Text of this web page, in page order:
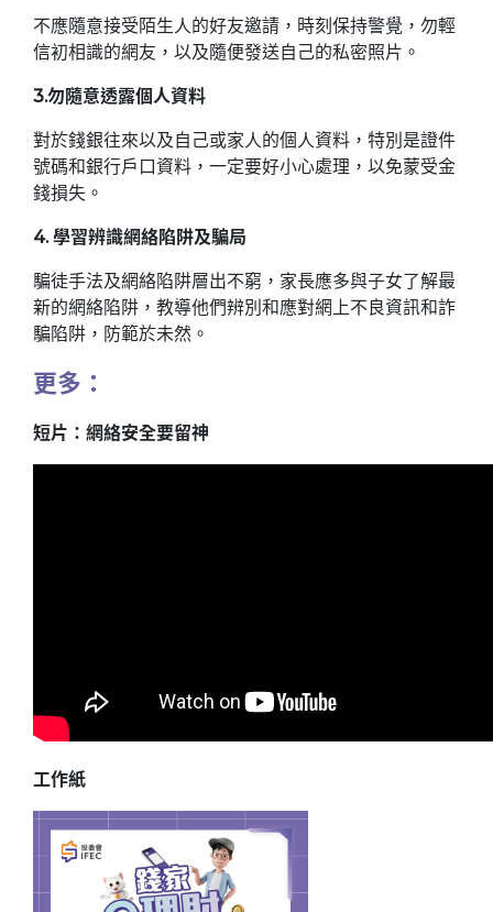
不應隨意接受陌生人的好友邀請，時刻保持警覺，勿輕
信初相識的網友，以及隨便發送自己的私密照片。
3.勿隨意透露個人資料
對於錢銀往來以及自己或家人的個人資料，特別是證件
號碼和銀行戶口資料，一定要好小心處理，以免蒙受金
錢損失。
4. 學習辨識網絡陷阱及騙局
騙徒手法及網絡陷阱層出不窮，家長應多與子女了解最
新的網絡陷阱，教導他們辨別和應對網上不良資訊和詐
騙陷阱，防範於未然。
更多：
短片：網絡安全要留神
工作紙